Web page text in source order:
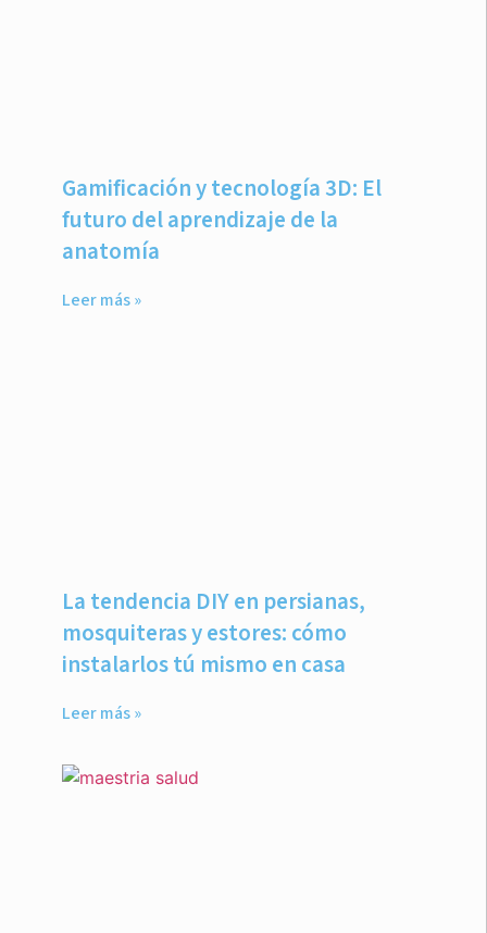
Gamificación y tecnología 3D: El
futuro del aprendizaje de la
anatomía
Leer más »
La tendencia DIY en persianas,
mosquiteras y estores: cómo
instalarlos tú mismo en casa
Leer más »